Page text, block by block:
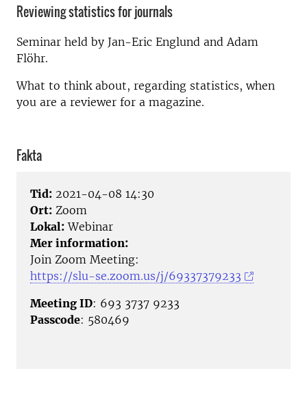
Reviewing statistics for journals
Seminar held by Jan-Eric Englund and Adam
Flöhr.
What to think about, regarding statistics, when
you are a reviewer for a magazine.
Fakta
Tid: 2021-04-08 14:30
Ort: Zoom
Lokal: Webinar
Mer information:
Join Zoom Meeting:
https://slu-se.zoom.us/j/69337379233
Meeting ID: 693 3737 9233
Passcode: 580469